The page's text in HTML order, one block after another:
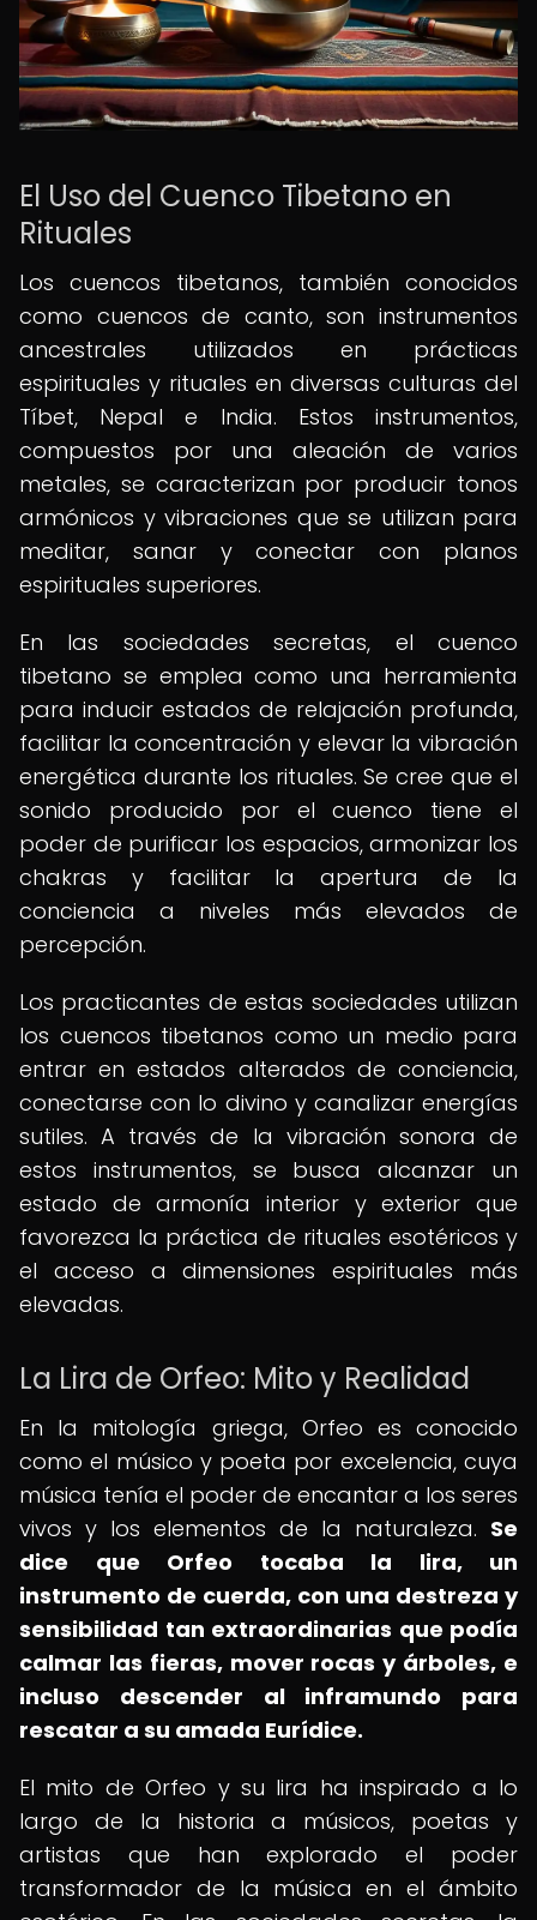
El Uso del Cuenco Tibetano en
Rituales
Los cuencos tibetanos, también conocidos
como cuencos de canto, son instrumentos
ancestrales utilizados en prácticas
espirituales y rituales en diversas culturas del
Tíbet, Nepal e India. Estos instrumentos,
compuestos por una aleación de varios
metales, se caracterizan por producir tonos
armónicos y vibraciones que se utilizan para
meditar, sanar y conectar con planos
espirituales superiores.
En las sociedades secretas, el cuenco
tibetano se emplea como una herramienta
para inducir estados de relajación profunda,
facilitar la concentración y elevar la vibración
energética durante los rituales. Se cree que el
sonido producido por el cuenco tiene el
poder de purificar los espacios, armonizar los
chakras y facilitar la apertura de la
conciencia a niveles más elevados de
percepción.
Los practicantes de estas sociedades utilizan
los cuencos tibetanos como un medio para
entrar en estados alterados de conciencia,
conectarse con lo divino y canalizar energías
sutiles. A través de la vibración sonora de
estos instrumentos, se busca alcanzar un
estado de armonía interior y exterior que
favorezca la práctica de rituales esotéricos y
el acceso a dimensiones espirituales más
elevadas.
La Lira de Orfeo: Mito y Realidad
En la mitología griega, Orfeo es conocido
como el músico y poeta por excelencia, cuya
música tenía el poder de encantar a los seres
vivos y los elementos de la naturaleza. Se
dice que Orfeo tocaba la lira, un
instrumento de cuerda, con una destreza y
sensibilidad tan extraordinarias que podía
calmar las fieras, mover rocas y árboles, e
incluso descender al inframundo para
rescatar a su amada Eurídice.
El mito de Orfeo y su lira ha inspirado a lo
largo de la historia a músicos, poetas y
artistas que han explorado el poder
transformador de la música en el ámbito